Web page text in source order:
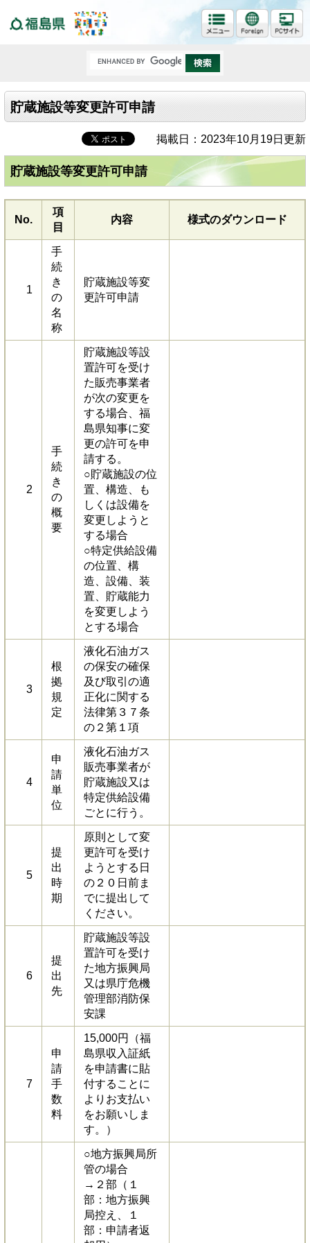
貯蔵施設等変更許可申請
掲載日：2023年10月19日更新
貯蔵施設等変更許可申請
No.
項
目
内容 様式のダウンロード
1
手
続
き
の
名
称
貯蔵施設等変
更許可申請
2
手
続
き
の
概
要
貯蔵施設等設
置許可を受け
た販売事業者
が次の変更を
する場合、福
島県知事に変
更の許可を申
請する。
○貯蔵施設の位
置、構造、も
しくは設備を
変更しようと
する場合
○特定供給設備
の位置、構
造、設備、装
置、貯蔵能力
を変更しよう
とする場合
3
根
拠
規
定
液化石油ガス
の保安の確保
及び取引の適
正化に関する
法律第３７条
の２第１項
4
申
請
単
位
液化石油ガス
販売事業者が
貯蔵施設又は
特定供給設備
ごとに行う。
5
提
出
時
期
原則として変
更許可を受け
ようとする日
の２０日前ま
でに提出して
ください。
6
提
出
先
貯蔵施設等設
置許可を受け
た地方振興局
又は県庁危機
管理部消防保
安課
7
申
請
手
数
料
15,000円（福
島県収入証紙
を申請書に貼
付することに
よりお支払い
をお願いしま
す。）
○地方振興局所
管の場合
→２部（１
部：地方振興
局控え、１
部：申請者返